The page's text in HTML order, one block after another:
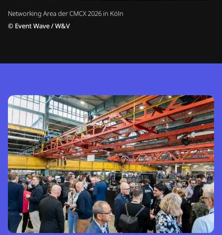
Networking Area der CMCX 2026 in Köln
© Event Wave / W&V